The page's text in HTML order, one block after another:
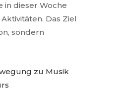
in dieser Woche
Das Ziel
sondern
zu Musik